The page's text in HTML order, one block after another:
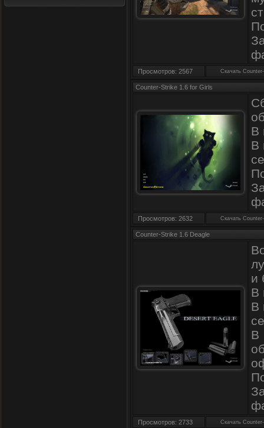
Просмотров: 2567 Скачать
Counter-Strike 1.6 for Girls
В
В
Просмотров: 2632 Скачать
Counter-Strike 1.6 Deagle
и
В
В
В
Просмотров: 2733 Скачать